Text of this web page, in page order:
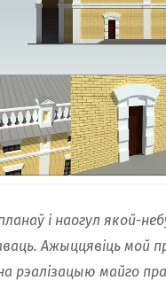
і наогул якой-
Ажыццявіць мой
на рэалізацыю майго